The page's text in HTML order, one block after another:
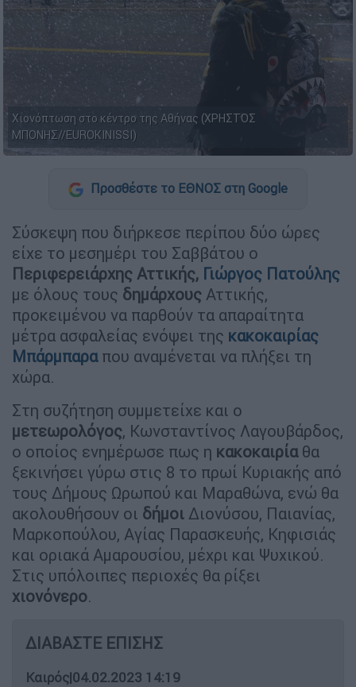
Χιονόπτωση στο κέντρο της Αθήνας (ΧΡΗΣΤΟΣ
ΜΠΟΝΗΣ//EUROKINISSI)
Προσθέστε το ΕΘΝΟΣ στη Google
Σύσκεψη που διήρκεσε περίπου δύο ώρες
είχε το μεσημέρι του Σαββάτου ο
Περιφερειάρχης Αττικής, Γιώργος Πατούλης
με όλους τους δημάρχους Αττικής,
προκειμένου να παρθούν τα απαραίτητα
μέτρα ασφαλείας ενόψει της κακοκαιρίας
Μπάρμπαρα που αναμένεται να πλήξει τη
χώρα.
Στη συζήτηση συμμετείχε και ο
μετεωρολόγος, Κωνσταντίνος Λαγουβάρδος,
ο οποίος ενημέρωσε πως η κακοκαιρίαθα
ξεκινήσει γύρω στις 8 το πρωί Κυριακής από
τους Δήμους Ωρωπού και Μαραθώνα, ενώ θα
ακολουθήσουν οι δήμοι Διονύσου, Παιανίας,
Μαρκοπούλου, Αγίας Παρασκευής, Κηφισιάς
και οριακά Αμαρουσίου, μέχρι και Ψυχικού.
Στις υπόλοιπες περιοχές θα ρίξει
χιονόνερο.
ΔΙΑΒΑΣΤΕ ΕΠΙΣΗΣ
Καιρός|04.02.2023 14:19